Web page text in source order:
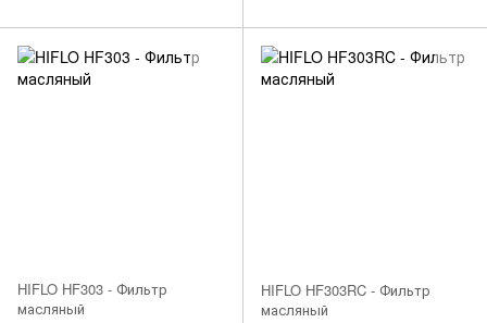
HIFLO HF303 - Фильтр
масляный
HIFLO HF303RC - Фильтр
масляный